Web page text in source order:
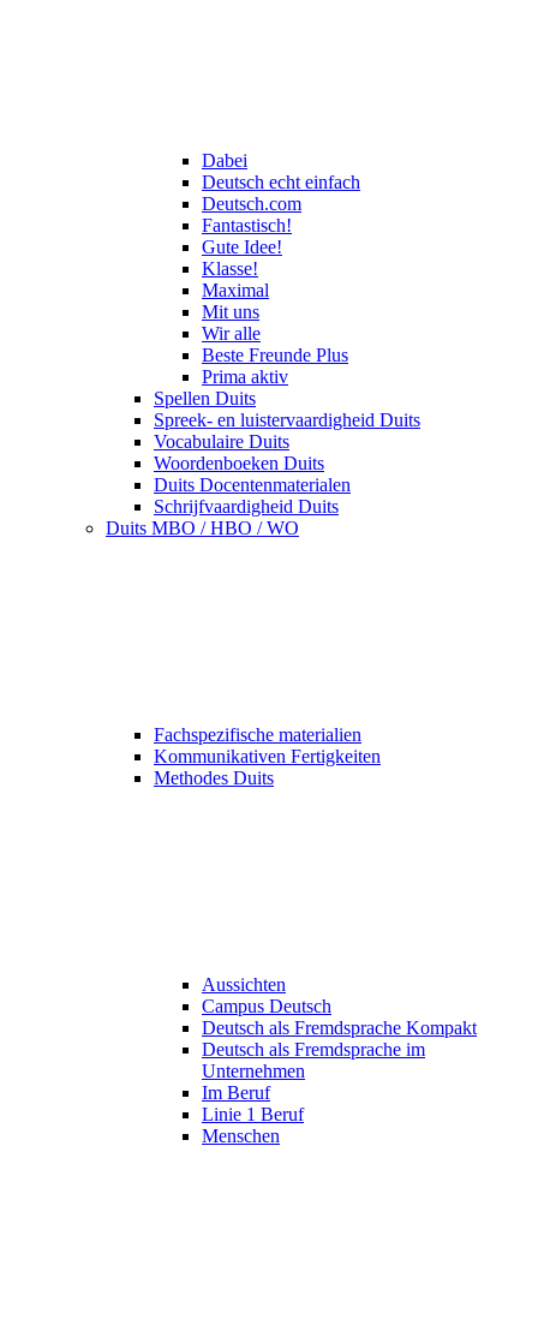
Dabei
Deutsch echt einfach
Deutsch.com
Fantastisch!
Gute Idee!
Klasse!
Maximal
Mit uns
Wir alle
Beste Freunde Plus
Prima aktiv
Spellen Duits
Spreek- en luistervaardigheid Duits
Vocabulaire Duits
Woordenboeken Duits
Duits Docentenmaterialen
Schrijfvaardigheid Duits
Duits MBO / HBO / WO
Fachspezifische materialien
Kommunikativen Fertigkeiten
Methodes Duits
Aussichten
Campus Deutsch
Deutsch als Fremdsprache Kompakt
Deutsch als Fremdsprache im
Unternehmen
Im Beruf
Linie 1 Beruf
Menschen